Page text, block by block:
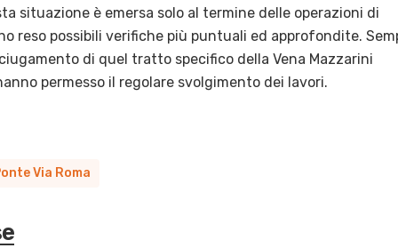
situazione è emersa solo al termine delle operazioni di
reso possibili verifiche più puntuali ed approfondite.
di quel tratto specifico della Vena Mazzarini
permesso il regolare svolgimento dei lavori.
Via Roma